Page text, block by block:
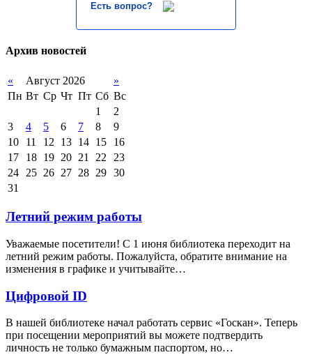
Есть вопрос?
Архив новостей
« Август 2026
»
Пн Вт Ср Чт Пт Сб Вс
1
2
3
4 5 6 7 8
9
10
11 12 13 14 15
16
17
18 19 20 21 22
23
24
25 26 27 28 29 30
31
Летний режим работы
Уважаемые посетители! С 1 июня библиотека переходит на
летний режим работы. Пожалуйста, обратите внимание на
изменения в графике и учитывайте…
Цифровой ID
В нашей библиотеке начал работать сервис «Госкан». Теперь
при посещении мероприятий вы можете подтвердить
личность не только бумажным паспортом, но…